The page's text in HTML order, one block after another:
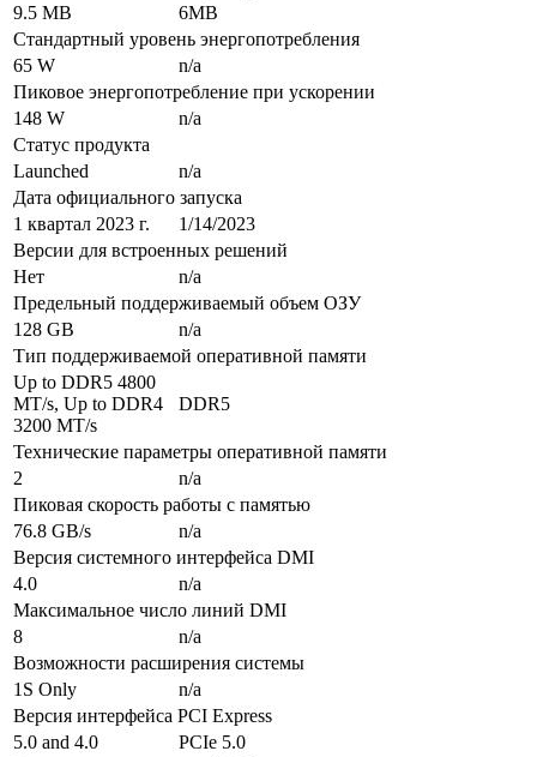
9.5 MB
6MB
Стандартный уровень энергопотребления
65 W
n/a
Пиковое энергопотребление при ускорении
148 W
n/a
Статус продукта
Launched
n/a
Дата официального запуска
1 квартал 2023 г.
1/14/2023
Версии для встроенных решений
Нет
n/a
Предельный поддерживаемый объем ОЗУ
128 GB
n/a
Тип поддерживаемой оперативной памяти
Up to DDR5 4800
MT/s, Up to DDR4
3200 MT/s
DDR5
Технические параметры оперативной памяти
2
n/a
Пиковая скорость работы с памятью
76.8 GB/s
n/a
Версия системного интерфейса DMI
4.0
n/a
Максимальное число линий DMI
8
n/a
Возможности расширения системы
1S Only
n/a
Версия интерфейса PCI Express
5.0 and 4.0
PCIe 5.0